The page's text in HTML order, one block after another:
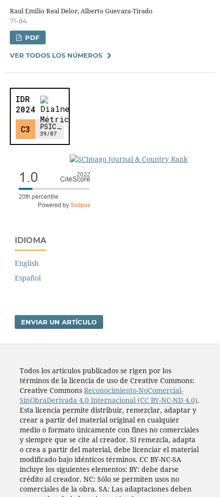
Raul Emilio Real Delor, Alberto Guevara-Tirado
71-84
PDF
VER TODOS LOS NÚMEROS
IDIOMA
English
Español
ENVIAR UN ARTÍCULO
Todos los artí­culos publicados se rigen por los
términos de la licencia de uso de Creative Commons:
Creative Commons Reconocimiento-NoComercial-
SinObraDerivada 4.0 Internacional (CC BY-NC-ND 4.0).
Esta licencia permite distribuir, remezclar, adaptar y
crear a partir del material original en cualquier
medio o formato únicamente con fines no comerciales
y siempre que se cite al creador. Si remezcla, adapta
o crea a partir del material, debe licenciar el material
modificado bajo idénticos términos. CC BY-NC-SA
incluye los siguientes elementos: BY: debe darse
crédito al creador. NC: Sólo se permiten usos no
comerciales de la obra. SA: Las adaptaciones deben